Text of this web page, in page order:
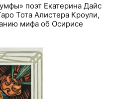
поэт Екатерина Дайс
Тота Алистера Кроули,
мифа об Осирисе